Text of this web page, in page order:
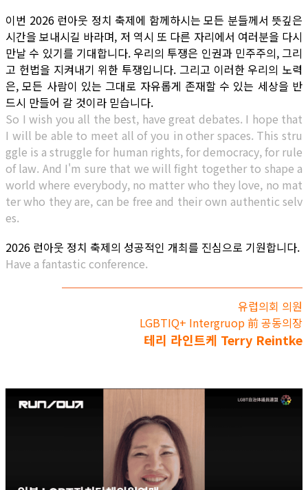
이번 2026 런아웃 정치 축제에 함께하시는 모든 분들께서 뜻깊은
시간을 보내시길 바라며, 저 역시 또 다른 자리에서 여러분을 다시
만날 수 있기를 기대합니다. 우리의 투쟁은 인권과 민주주의, 그리
고 헌법을 지켜내기 위한 투쟁입니다. 그리고 이러한 우리의 노력
은, 모든 사람이 있는 그대로 자유롭게 존재할 수 있는 세상을 반
드시 만들어 갈 것이라 믿습니다.
So I wish you all the best, have great debates. I hope that
I will be able to meet all of you in other spaces. This stru
ggle is a struggle for human rights, for democracy, for rule
of law. And I'm sure that we will fight together to shape a
world where everybody, no matter who they love, no mat
ter who they are, can be free and their own authentic selv
es.
2026 런아웃 정치 축제의 성공적인 개최를 진심으로 기원합니다.
Have a fantastic conference.
유럽의회 의원
LGBTIQ+ Intergruop 前 공동의장
테리 라인트케 Terry Reintke